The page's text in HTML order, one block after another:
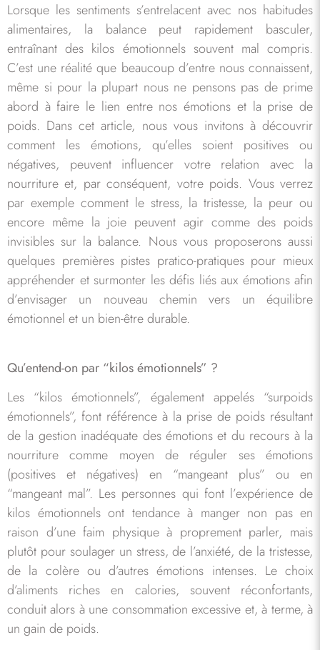
Lorsque les sentiments s’entrelacent avec nos habitudes
alimentaires, la balance peut rapidement basculer,
entraînant des kilos émotionnels souvent mal compris.
C’est une réalité que beaucoup d’entre nous connaissent,
même si pour la plupart nous ne pensons pas de prime
abord à faire le lien entre nos émotions et la prise de
poids. Dans cet article, nous vous invitons à découvrir
comment les émotions, qu’elles soient positives ou
négatives, peuvent influencer votre relation avec la
nourriture et, par conséquent, votre poids. Vous verrez
par exemple comment le stress, la tristesse, la peur ou
encore même la joie peuvent agir comme des poids
invisibles sur la balance. Nous vous proposerons aussi
quelques premières pistes pratico-pratiques pour mieux
appréhender et surmonter les défis liés aux émotions afin
d’envisager un nouveau chemin vers un équilibre
émotionnel et un bien-être durable.
Qu’entend-on par “kilos émotionnels” ?
Les “kilos émotionnels”, également appelés “surpoids
émotionnels”, font référence à la prise de poids résultant
de la gestion inadéquate des émotions et du recours à la
nourriture comme moyen de réguler ses émotions
(positives et négatives) en “mangeant plus” ou en
“mangeant mal”. Les personnes qui font l’expérience de
kilos émotionnels ont tendance à manger non pas en
raison d’une faim physique à proprement parler, mais
plutôt pour soulager un stress, de l’anxiété, de la tristesse,
de la colère ou d’autres émotions intenses. Le choix
d’aliments riches en calories, souvent réconfortants,
conduit alors à une consommation excessive et, à terme, à
un gain de poids.